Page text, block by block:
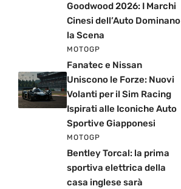
Goodwood 2026: I Marchi
Cinesi dell’Auto Dominano
la Scena
MOTOGP
Fanatec e Nissan
Uniscono le Forze: Nuovi
Volanti per il Sim Racing
Ispirati alle Iconiche Auto
Sportive Giapponesi
MOTOGP
Bentley Torcal: la prima
sportiva elettrica della
casa inglese sarà